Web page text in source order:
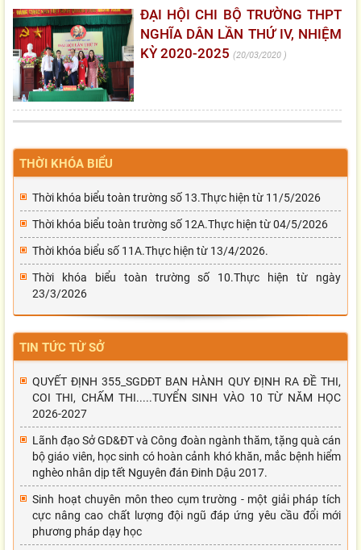
ĐẠI HỘI CHI BỘ TRƯỜNG THPT
NGHĨA DÂN LẦN THỨ IV, NHIỆM
KỲ 2020-2025
20/03/2020
THỜI KHÓA BIỂU
Thời khóa biểu toàn trường số 13.Thực hiện từ 11/5/2026
Thời khóa biểu toàn trường số 12A.Thực hiện từ 04/5/2026
Thời khóa biểu số 11A.Thực hiện từ 13/4/2026.
Thời khóa biểu toàn trường số 10.Thực hiện từ ngày
23/3/2026
TIN TỨC TỪ SỞ
QUYẾT ĐỊNH 355_SGDĐT BAN HÀNH QUY ĐỊNH RA ĐỀ THI,
COI THI, CHẤM THI.....TUYỂN SINH VÀO 10 TỪ NĂM HỌC
2026-2027
Lãnh đạo Sở GD&ĐT và Công đoàn ngành thăm, tặng quà cán
bộ giáo viên, học sinh có hoàn cảnh khó khăn, mắc bệnh hiểm
nghèo nhân dịp tết Nguyên đán Đinh Dậu 2017.
Sinh hoạt chuyên môn theo cụm trường - một giải pháp tích
cực nâng cao chất lượng đội ngũ đáp ứng yêu cầu đổi mới
phương pháp dạy học